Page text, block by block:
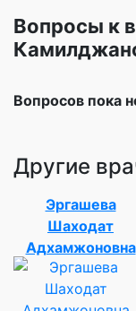
Вопросы к
Вопросов пока
Другие
Эргашева
Шаходат
Адхамжоновна